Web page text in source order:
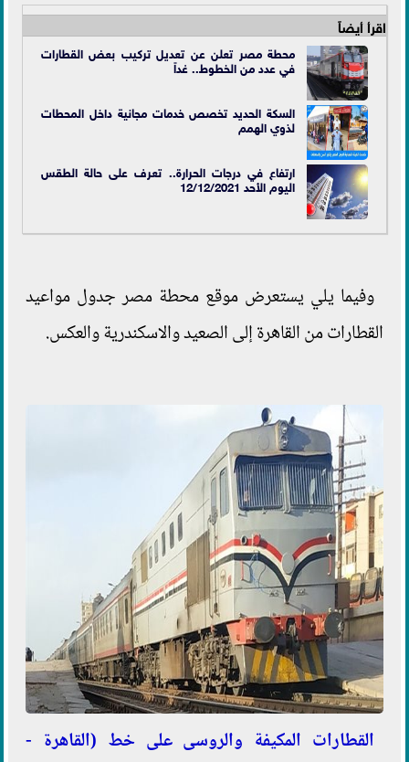
اقرأ أيضاً
محطة مصر تعلن عن تعديل تركيب بعض القطارات
في عدد من الخطوط.. غداً
السكة الحديد تخصص خدمات مجانية داخل المحطات
لذوي الهمم
ارتفاع في درجات الحرارة.. تعرف على حالة الطقس
اليوم الأحد 12/12/2021
وفيما يلي يستعرض موقع محطة مصر جدول مواعيد
القطارات من القاهرة إلى الصعيد والاسكندرية والعكس.
القطارات المكيفة والروسى على خط (القاهرة -